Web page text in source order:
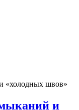
«холодных швов»
и